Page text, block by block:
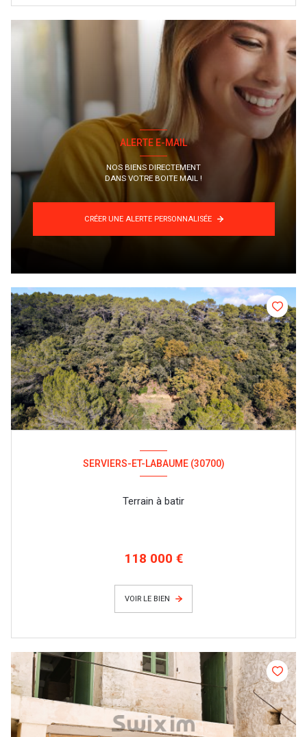
ALERTE E-MAIL
NOS BIENS DIRECTEMENT
DANS VOTRE BOITE MAIL !
CRÉER UNE ALERTE PERSONNALISÉE
SERVIERS-ET-LABAUME (30700)
Terrain à batir
118 000 €
VOIR LE BIEN